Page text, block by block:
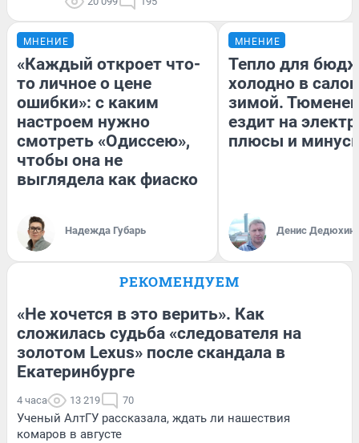
МНЕНИЕ
«Каждый откроет что-
то личное о цене
ошибки»: с каким
настроем нужно
смотреть «Одиссею»,
чтобы она не
выглядела как фиаско
Надежда Губарь
МНЕНИЕ
Тепло для
холодно в
зимой.
ездит на
плюсы и
Денис Дедюхин
РЕКОМЕНДУЕМ
«Не хочется в это верить». Как
сложилась судьба «следователя на
золотом Lexus» после скандала в
Екатеринбурге
4 часа 13 219 70
Ученый АлтГУ рассказала, ждать ли нашествия
комаров в августе